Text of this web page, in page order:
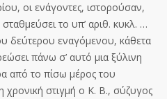
οι ενάγοντες, ιστορούσαν,
το υπ’ αριθ. κυκλ. …
δεύτερου εναγόμενου, κάθετα
πάνω σ’ αυτό μια ξύλινη
από το πίσω μέρος του
χρονική στιγμή ο Κ. Β., σύζυγος